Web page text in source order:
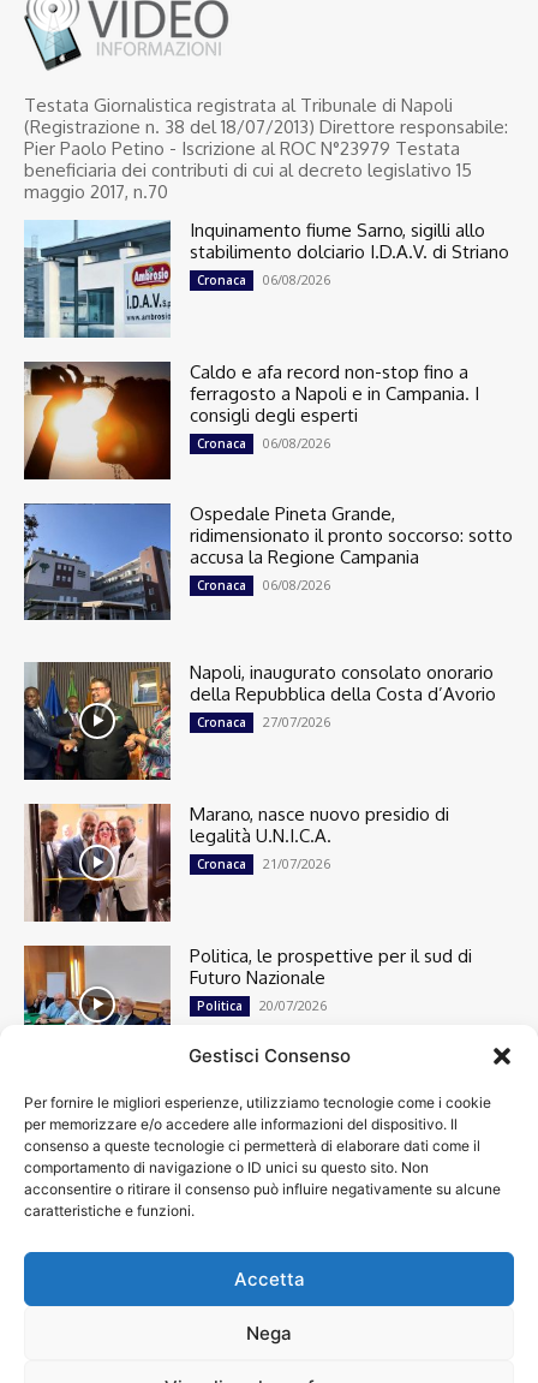
Gestisci Consenso
Per fornire le migliori esperienze, utilizziamo tecnologie come i cookie
per memorizzare e/o accedere alle informazioni del dispositivo. Il
consenso a queste tecnologie ci permetterà di elaborare dati come il
comportamento di navigazione o ID unici su questo sito. Non
acconsentire o ritirare il consenso può influire negativamente su alcune
caratteristiche e funzioni.
Accetta
Nega
Testata Giornalistica registrata al Tribunale di Napoli
(Registrazione n. 38 del 18/07/2013) Direttore responsabile:
Pier Paolo Petino - Iscrizione al ROC N°23979 Testata
beneficiaria dei contributi di cui al decreto legislativo 15
maggio 2017, n.70
Inquinamento fiume Sarno, sigilli allo
stabilimento dolciario I.D.A.V. di Striano
Cronaca 06/08/2026
Caldo e afa record non-stop fino a
ferragosto a Napoli e in Campania. I
consigli degli esperti
Cronaca 06/08/2026
Ospedale Pineta Grande,
ridimensionato il pronto soccorso: sotto
accusa la Regione Campania
Cronaca 06/08/2026
Napoli, inaugurato consolato onorario
della Repubblica della Costa d’Avorio
Cronaca 27/07/2026
Marano, nasce nuovo presidio di
legalità U.N.I.C.A.
Cronaca 21/07/2026
Politica, le prospettive per il sud di
Futuro Nazionale
Politica 20/07/2026
Cronaca
13492
Attualità
7299
top
News
4208
Cultura